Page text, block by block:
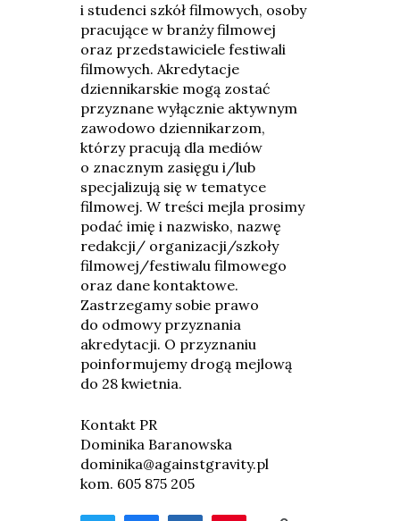
i studenci szkół filmowych, osoby
pracujące w branży filmowej
oraz przedstawiciele festiwali
filmowych. Akredytacje
dziennikarskie mogą zostać
przyznane wyłącznie aktywnym
zawodowo dziennikarzom,
którzy pracują dla mediów
o znacznym zasięgu i/lub
specjalizują się w tematyce
filmowej. W treści mejla prosimy
podać imię i nazwisko, nazwę
redakcji/ organizacji/szkoły
filmowej/festiwalu filmowego
oraz dane kontaktowe.
Zastrzegamy sobie prawo
do odmowy przyznania
akredytacji. O przyznaniu
poinformujemy drogą mejlową
do 28 kwietnia.
Kontakt PR
Dominika Baranowska
dominika@againstgravity.pl
kom. 605 875 205